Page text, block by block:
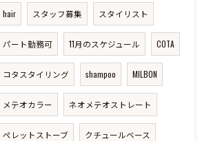
hair スタッフ募集 スタイリスト
パート勤務可 11月のスケジュール COTA
コタスタイリング shampoo MILBON
メテオカラー ネオメテオストレート
ペレットストーブ クチュールベース